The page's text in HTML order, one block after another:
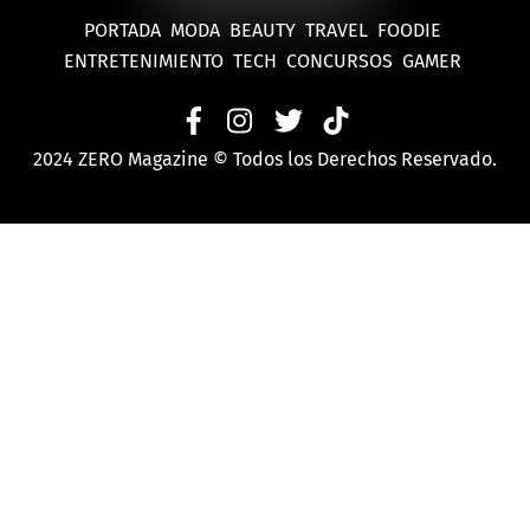
PORTADA MODA BEAUTY TRAVEL FOODIE
ENTRETENIMIENTO TECH CONCURSOS GAMER
2024 ZERO Magazine © Todos los Derechos Reservado.